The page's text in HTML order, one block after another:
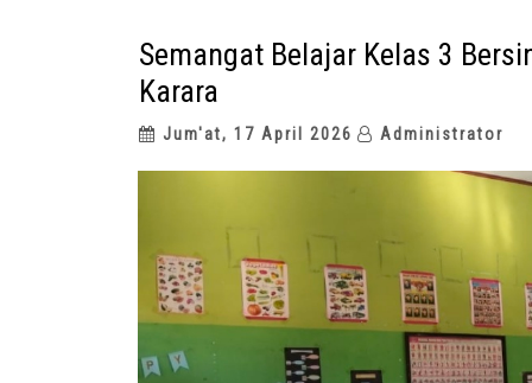
Semangat Belajar Kelas 3
Karara
Jum'at, 17 April 2026 Administrator